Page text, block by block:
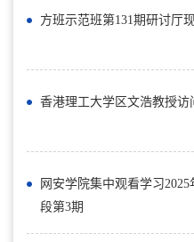
方班示范班第131期研讨厅
香港理工大学区文浩教授
网安学院集中观看学习
段第3期